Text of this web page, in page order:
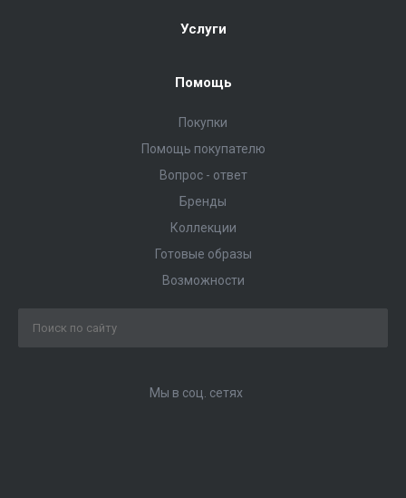
Услуги
Помощь
Покупки
Помощь покупателю
Вопрос - ответ
Бренды
Коллекции
Готовые образы
Возможности
Мы в соц. сетях